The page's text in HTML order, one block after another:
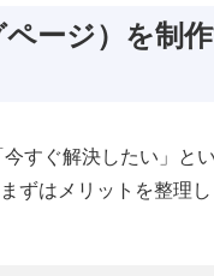
ージ）を制
すぐ解決したい」と
ずはメリットを整理し